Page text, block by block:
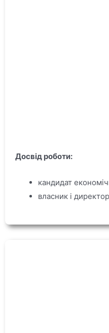
Досвід роботи:
кандидат
власник і